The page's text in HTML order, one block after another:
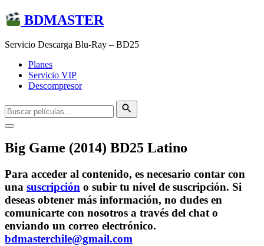
BDMASTER
Servicio Descarga Blu-Ray – BD25
Planes
Servicio VIP
Descompresor
Big Game (2014) BD25 Latino
Para acceder al contenido, es necesario contar con
una suscripción o subir tu nivel de suscripción. Si
deseas obtener más información, no dudes en
comunicarte con nosotros a través del chat o
enviando un correo electrónico.
bdmasterchile@gmail.com